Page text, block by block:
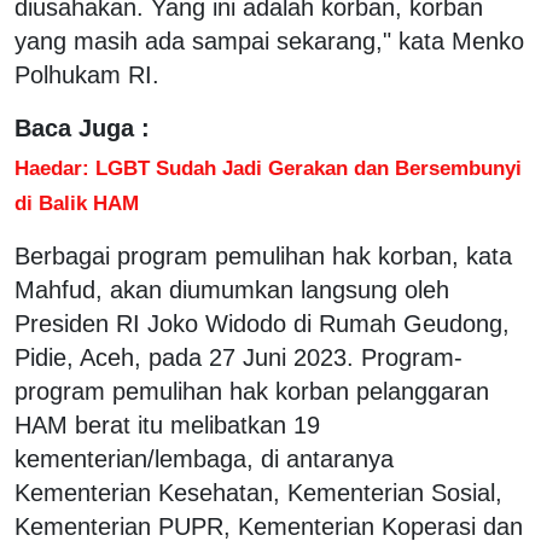
diusahakan. Yang ini adalah korban, korban
yang masih ada sampai sekarang," kata Menko
Polhukam RI.
Baca Juga :
Haedar: LGBT Sudah Jadi Gerakan dan Bersembunyi
di Balik HAM
Berbagai program pemulihan hak korban, kata
Mahfud, akan diumumkan langsung oleh
Presiden RI Joko Widodo di Rumah Geudong,
Pidie, Aceh, pada 27 Juni 2023. Program-
program pemulihan hak korban pelanggaran
HAM berat itu melibatkan 19
kementerian/lembaga, di antaranya
Kementerian Kesehatan, Kementerian Sosial,
Kementerian PUPR, Kementerian Koperasi dan